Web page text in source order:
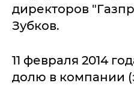
директоров
Зубков.
11 февраля 2014
долю в компании